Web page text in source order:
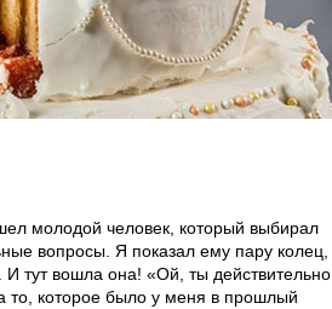
молодой человек, который выбирал
вопросы. Я показал ему пару колец,
тут вошла она! «Ой, ты действительно
то, которое было у меня в прошлый